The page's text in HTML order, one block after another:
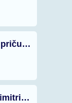
priču…